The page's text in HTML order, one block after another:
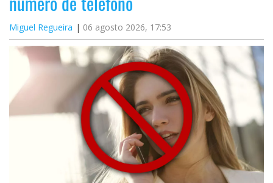
Miguel Regueira 06 agosto 2026, 17:53